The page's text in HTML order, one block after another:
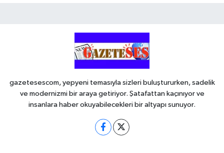
gazetesescom, yepyeni temasıyla sizleri buluştururken, sadelik
ve modernizmi bir araya getiriyor. Şatafattan kaçınıyor ve
insanlara haber okuyabilecekleri bir altyapı sunuyor.